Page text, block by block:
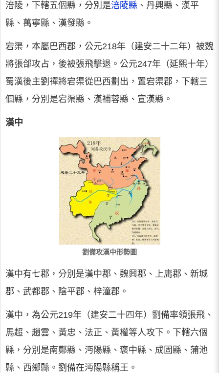
涪陵，下轄五個縣，分別是涪陵縣 、丹興縣、漢平
縣、萬寧縣、漢發縣。
宕渠，本屬巴西郡，公元218年（建安二十二年）被魏
將張郃攻占，後被張飛擊退。公元247年（延熙十年）
蜀漢後主劉禪將宕渠從巴西劃出，置宕渠郡，下轄三
個縣，分別是宕渠縣、漢補蓉縣、宣漢縣。
漢中
劉備攻漢中形勢圖
漢中有七郡，分別是漢中郡、魏興郡、上庸郡、新城
郡、武都郡、陰平郡、梓潼郡。
漢中，為公元219年（建安二十四年）劉備率領張飛、
馬超、趙雲、黃忠、法正、黃權等人攻下。下轄六個
縣，分別是南鄭縣、沔陽縣、褒中縣、成固縣、蒲池
縣、西鄉縣。劉備在沔陽縣稱王。